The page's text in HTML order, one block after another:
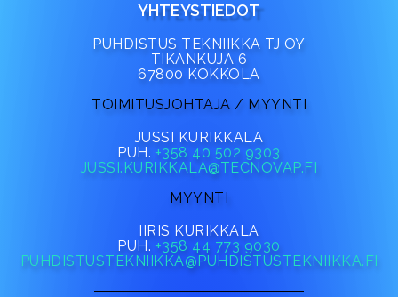
YHTEYSTIEDOT
PUHDISTUS TEKNIIKKA TJ OY
TIKANKUJA 6
67800 KOKKOLA
TOIMITUSJOHTAJA / MYYNTI
JUSSI KURIKKALA
PUH. +358 40 502 9303
JUSSI.KURIKKALA@TECNOVAP.FI
MYYNTI
IIRIS KURIKKALA
PUH. +358 44 773 9030
PUHDISTUSTEKNIIKKA@PUHDISTUSTEKNIIKKA.FI